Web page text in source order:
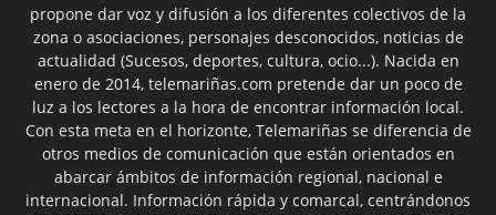
propone dar voz y difusión a los diferentes colectivos de la
zona o asociaciones, personajes desconocidos, noticias de
actualidad (Sucesos, deportes, cultura, ocio...). Nacida en
enero de 2014, telemariñas.com pretende dar un poco de
luz a los lectores a la hora de encontrar información local.
Con esta meta en el horizonte, Telemariñas se diferencia de
otros medios de comunicación que están orientados en
abarcar ámbitos de información regional, nacional e
internacional. Información rápida y comarcal, centrándonos